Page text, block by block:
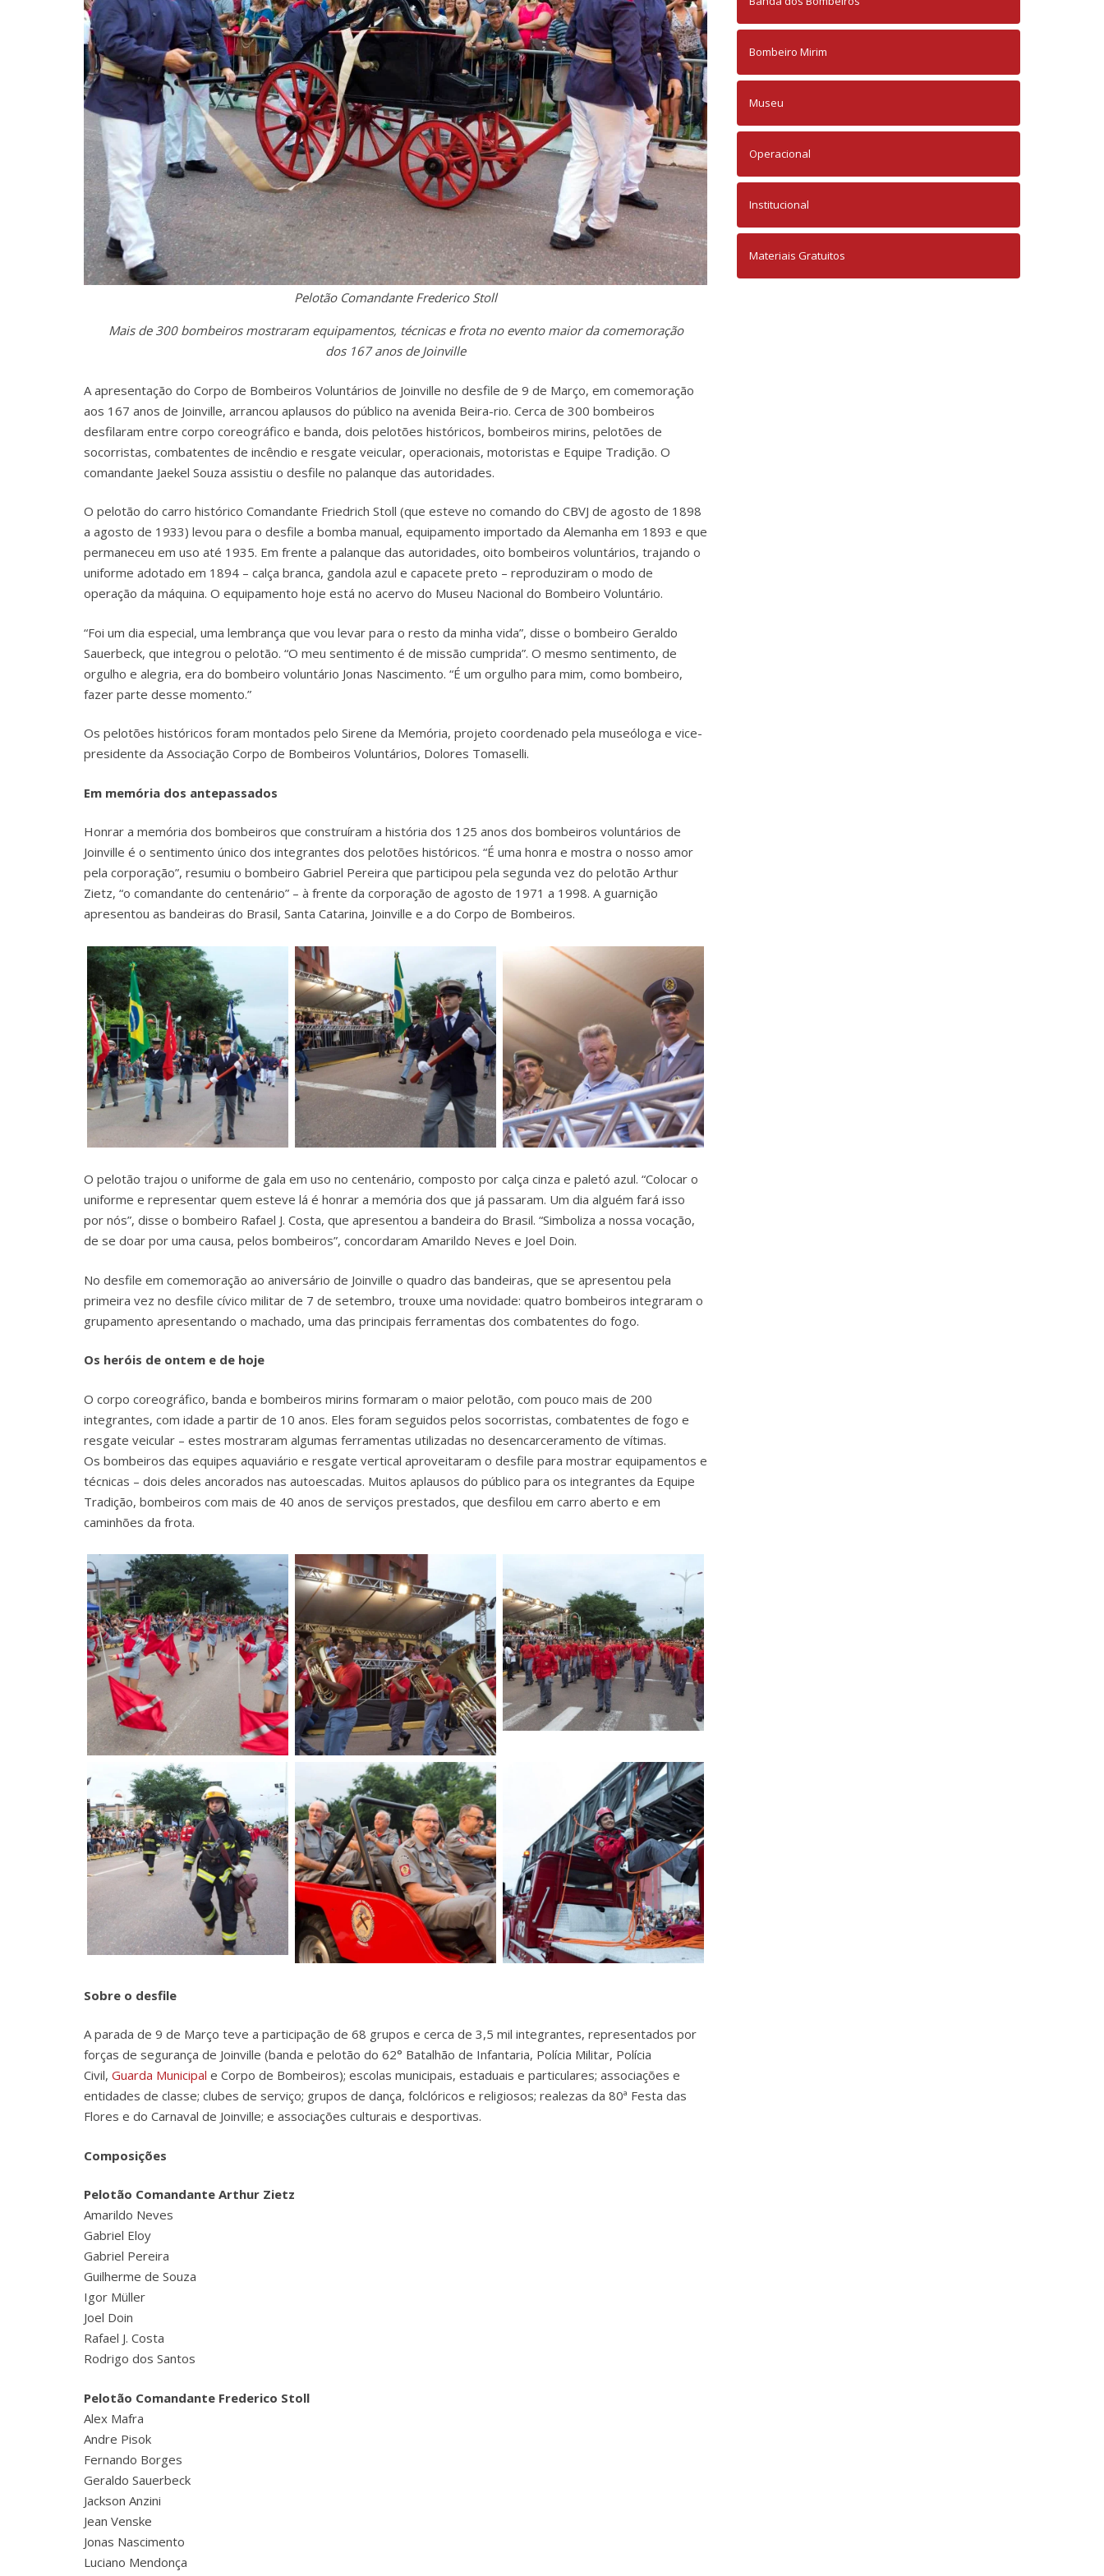
Pelotão Comandante Frederico Stoll
Mais de 300 bombeiros mostraram equipamentos, técnicas e frota no evento maior da comemoração
dos 167 anos de Joinville
A apresentação do Corpo de Bombeiros Voluntários de Joinville no desfile de 9 de Março, em comemoração
aos 167 anos de Joinville, arrancou aplausos do público na avenida Beira-rio. Cerca de 300 bombeiros
desfilaram entre corpo coreográfico e banda, dois pelotões históricos, bombeiros mirins, pelotões de
socorristas, combatentes de incêndio e resgate veicular, operacionais, motoristas e Equipe Tradição. O
comandante Jaekel Souza assistiu o desfile no palanque das autoridades.
O pelotão do carro histórico Comandante Friedrich Stoll (que esteve no comando do CBVJ de agosto de 1898
a agosto de 1933) levou para o desfile a bomba manual, equipamento importado da Alemanha em 1893 e que
permaneceu em uso até 1935. Em frente a palanque das autoridades, oito bombeiros voluntários, trajando o
uniforme adotado em 1894 – calça branca, gandola azul e capacete preto – reproduziram o modo de
operação da máquina. O equipamento hoje está no acervo do Museu Nacional do Bombeiro Voluntário.
“Foi um dia especial, uma lembrança que vou levar para o resto da minha vida”, disse o bombeiro Geraldo
Sauerbeck, que integrou o pelotão. “O meu sentimento é de missão cumprida”. O mesmo sentimento, de
orgulho e alegria, era do bombeiro voluntário Jonas Nascimento. “É um orgulho para mim, como bombeiro,
fazer parte desse momento.”
Os pelotões históricos foram montados pelo Sirene da Memória, projeto coordenado pela museóloga e vice-
presidente da Associação Corpo de Bombeiros Voluntários, Dolores Tomaselli.
Em memória dos antepassados
Honrar a memória dos bombeiros que construíram a história dos 125 anos dos bombeiros voluntários de
Joinville é o sentimento único dos integrantes dos pelotões históricos. “É uma honra e mostra o nosso amor
pela corporação”, resumiu o bombeiro Gabriel Pereira que participou pela segunda vez do pelotão Arthur
Zietz, “o comandante do centenário” – à frente da corporação de agosto de 1971 a 1998. A guarnição
apresentou as bandeiras do Brasil, Santa Catarina, Joinville e a do Corpo de Bombeiros.
O pelotão trajou o uniforme de gala em uso no centenário, composto por calça cinza e paletó azul. “Colocar o
uniforme e representar quem esteve lá é honrar a memória dos que já passaram. Um dia alguém fará isso
por nós”, disse o bombeiro Rafael J. Costa, que apresentou a bandeira do Brasil. “Simboliza a nossa vocação,
de se doar por uma causa, pelos bombeiros”, concordaram Amarildo Neves e Joel Doin.
No desfile em comemoração ao aniversário de Joinville o quadro das bandeiras, que se apresentou pela
primeira vez no desfile cívico militar de 7 de setembro, trouxe uma novidade: quatro bombeiros integraram o
grupamento apresentando o machado, uma das principais ferramentas dos combatentes do fogo.
Os heróis de ontem e de hoje
O corpo coreográfico, banda e bombeiros mirins formaram o maior pelotão, com pouco mais de 200
integrantes, com idade a partir de 10 anos. Eles foram seguidos pelos socorristas, combatentes de fogo e
resgate veicular – estes mostraram algumas ferramentas utilizadas no desencarceramento de vítimas.
Os bombeiros das equipes aquaviário e resgate vertical aproveitaram o desfile para mostrar equipamentos e
técnicas – dois deles ancorados nas autoescadas. Muitos aplausos do público para os integrantes da Equipe
Tradição, bombeiros com mais de 40 anos de serviços prestados, que desfilou em carro aberto e em
caminhões da frota.
Sobre o desfile
A parada de 9 de Março teve a participação de 68 grupos e cerca de 3,5 mil integrantes, representados por
forças de segurança de Joinville (banda e pelotão do 62° Batalhão de Infantaria, Polícia Militar, Polícia
Civil, Guarda Municipal e Corpo de Bombeiros); escolas municipais, estaduais e particulares; associações e
entidades de classe; clubes de serviço; grupos de dança, folclóricos e religiosos; realezas da 80ª Festa das
Flores e do Carnaval de Joinville; e associações culturais e desportivas.
Composições
Pelotão Comandante Arthur Zietz
Amarildo Neves
Gabriel Eloy
Gabriel Pereira
Guilherme de Souza
Igor Müller
Joel Doin
Rafael J. Costa
Rodrigo dos Santos
Pelotão Comandante Frederico Stoll
Alex Mafra
Andre Pisok
Fernando Borges
Geraldo Sauerbeck
Jackson Anzini
Jean Venske
Jonas Nascimento
Luciano Mendonça
Bombeiro Mirim
Museu
Operacional
Institucional
Materiais Gratuitos